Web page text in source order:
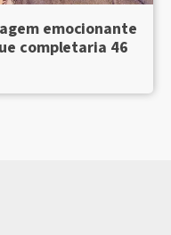
emocionante
completaria 46